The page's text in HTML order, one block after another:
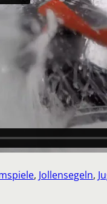
, Jollensegeln,